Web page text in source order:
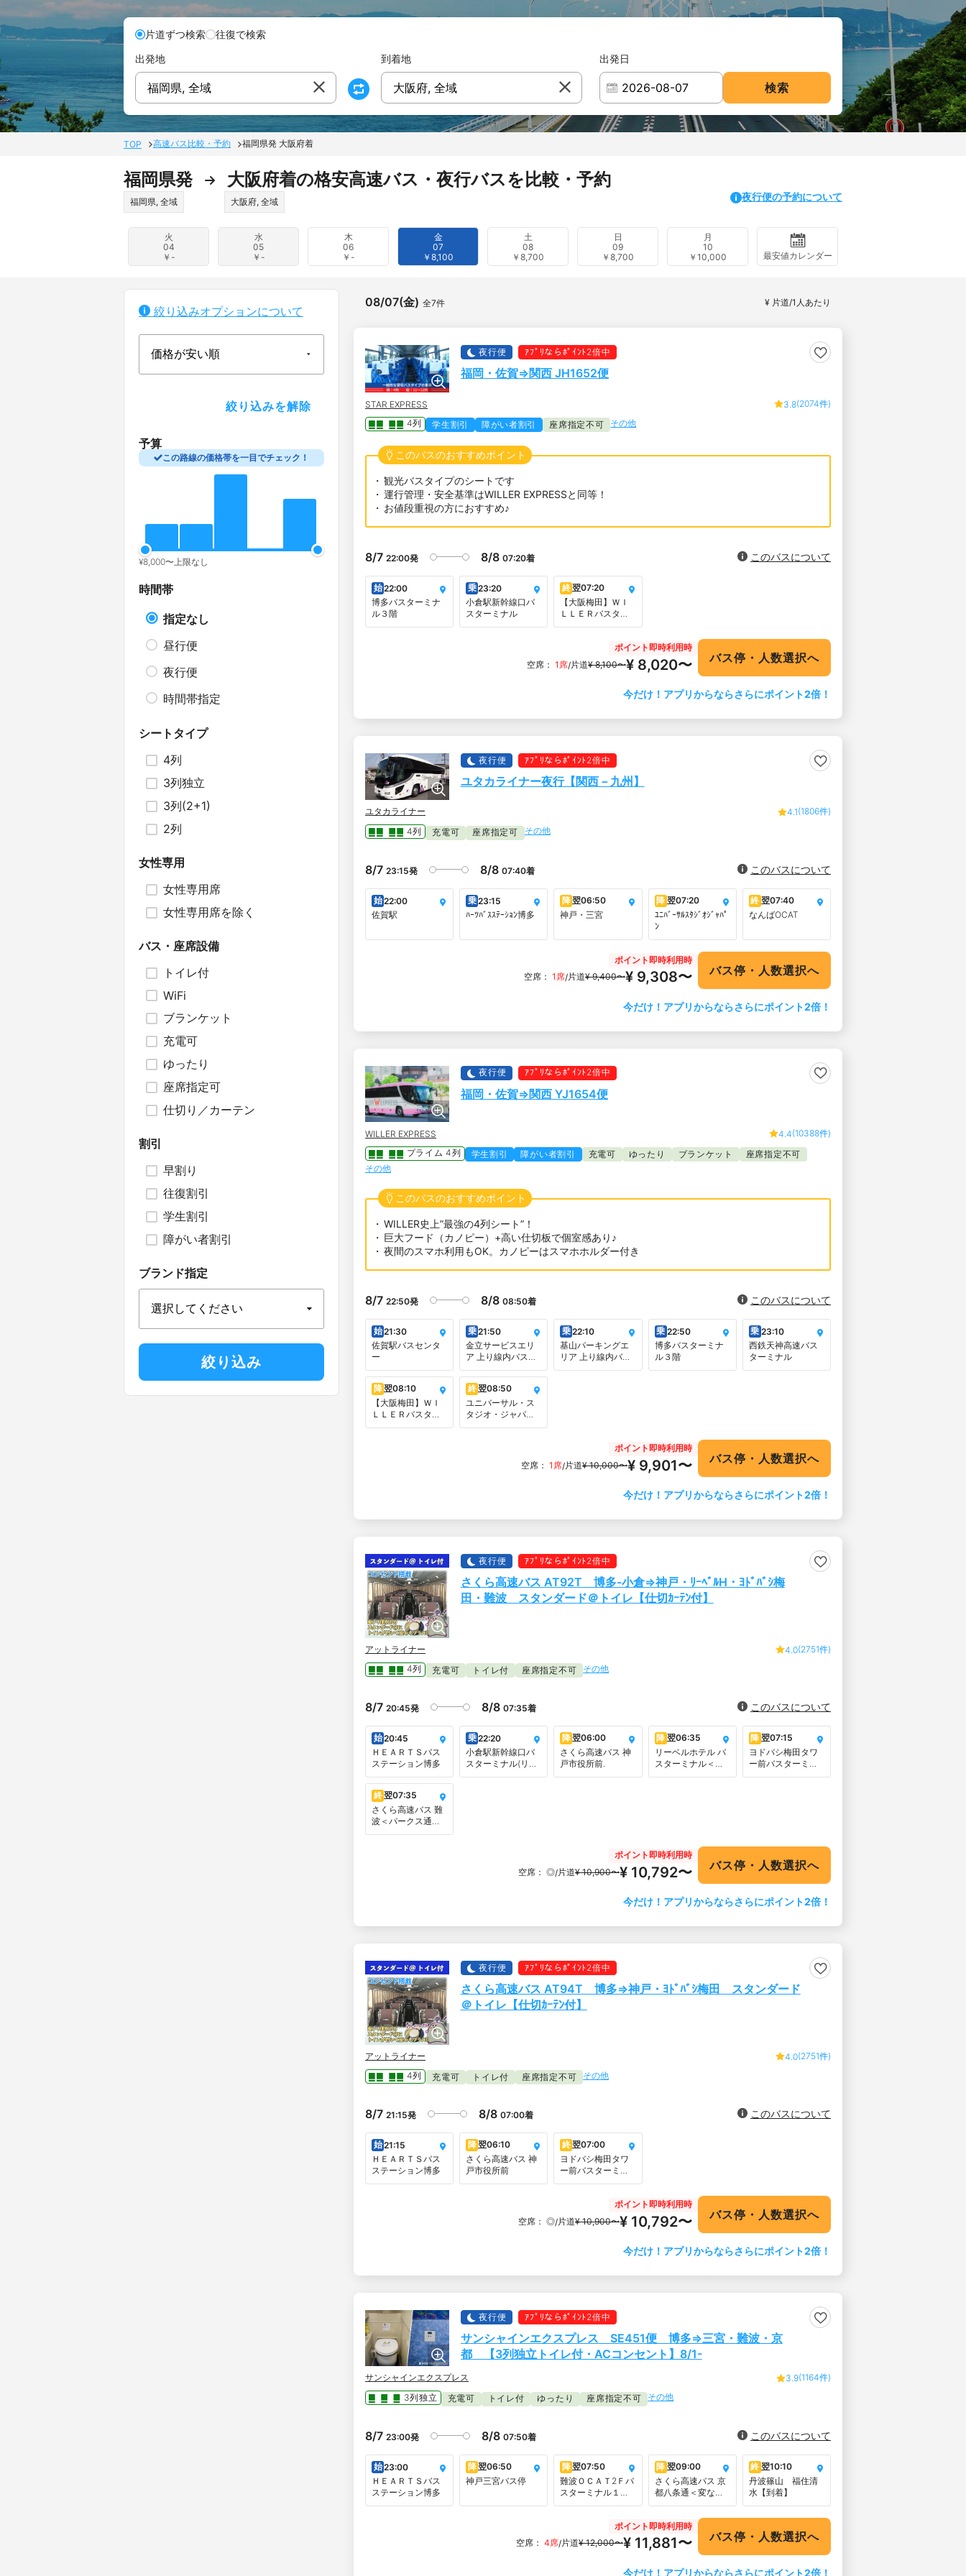
片道ずつ検索
往復で検索
出発地
福岡県, 全域
到着地
大阪府, 全域
出発日
検索
TOP 高速バス比較・予約 福岡県発 大阪府着
福岡県発 大阪府着の格安高速バス・夜行バスを比較・予約
福岡県, 全域 大阪府, 全域 夜行便の予約について
火
04
￥-
水
05
￥-
木
06
￥-
金
07
￥8,100
土
08
￥8,700
日
09
￥8,700
月
10
￥10,000
最安値カレンダー
08/07(金) 全7件 ¥ 片道/1人あたり
夜行便 ｱﾌﾟﾘならﾎﾟｲﾝﾄ2倍中
福岡・佐賀⇒関西 JH1652便
STAR EXPRESS 3.8(2074件)
4列
学生割引 障がい者割引 座席指定不可 その他
このバスのおすすめポイント
観光バスタイプのシートです
運行管理・安全基準はWILLER EXPRESSと同等！
お値段重視の方におすすめ♪
8/7 22:00発 8/8 07:20着 このバスについて
始22:00
博多バスターミナ
ル３階
乗23:20
小倉駅新幹線口バ
スターミナル
終翌07:20
【大阪梅田】ＷＩ
ＬＬＥＲバスター
ミナル大阪梅田
タワーイースト
1F）
ポイント即時利用時
空席： 1席/片道¥ 8,100〜¥ 8,020〜 バス停・人数選択へ
今だけ！アプリからならさらにポイント2倍！
夜行便 ｱﾌﾟﾘならﾎﾟｲﾝﾄ2倍中
ユタカライナー夜行【関西－九州】
ユタカライナー 4.1(1806件)
4列
充電可 座席指定可 その他
8/7 23:15発 8/8 07:40着 このバスについて
始22:00
佐賀駅
乗23:15
ﾊｰﾂﾊﾞｽｽﾃｰｼｮﾝ博多
降翌06:50
神戸・三宮
降 翌07:20
ﾕﾆﾊﾞｰｻﾙｽﾀｼﾞｵｼﾞｬﾊﾟ
ﾝ
終 翌07:40
なんばOCAT
ポイント即時利用時
空席： 1席/片道¥ 9,400〜¥ 9,308〜 バス停・人数選択へ
今だけ！アプリからならさらにポイント2倍！
夜行便 ｱﾌﾟﾘならﾎﾟｲﾝﾄ2倍中
福岡・佐賀⇒関西 YJ1654便
WILLER EXPRESS 4.4(10388件)
プライム 4列
学生割引 障がい者割引 充電可 ゆったり ブランケット
座席指定不可
その他
このバスのおすすめポイント
WILLER史上”最強の4列シート”！
巨大フード（カノピー）+高い仕切板で個室感あり♪
夜間のスマホ利用もOK。カノピーはスマホホルダー付き
8/7 22:50発 8/8 08:50着 このバスについて
始21:30
佐賀駅バスセンタ
ー
乗21:50
金立サービスエリ
ア 上り線内バス停
（広島・関西方面
行）
乗22:10
基山パーキングエ
リア 上り線内バス
停（広島・関西方
乗 22:50
博多バスターミナ
ル３階
乗 23:10
西鉄天神高速バス
ターミナル
降翌08:10
【大阪梅田】ＷＩ
ＬＬＥＲバスター
ミナル大阪梅田
終翌08:50
ユニバーサル・ス
タジオ・ジャパン
交通広場
ポイント即時利用時
空席： 1席/片道¥ 10,000〜¥ 9,901〜 バス停・人数選択へ
今だけ！アプリからならさらにポイント2倍！
夜行便 ｱﾌﾟﾘならﾎﾟｲﾝﾄ2倍中
さくら高速バス AT92T 博多-小倉⇒神戸・ﾘｰﾍﾞﾙH・ﾖﾄﾞﾊﾞｼ梅
田・難波 スタンダード＠トイレ【仕切ｶｰﾃﾝ付】
アットライナー 4.0(2751件)
4列
充電可 トイレ付 座席指定不可 その他
8/7 20:45発 8/8 07:35着 このバスについて
始20:45
ＨＥＡＲＴＳバス
ステーション博多
乗22:20
小倉駅新幹線口バ
スターミナル(リー
ガロイヤルホテル
降翌06:00
さくら高速バス 神
戸市役所前.
降 翌06:35
リーベルホテル バ
スターミナル＜リ
ーベルホテル大阪
降 翌07:15
ヨドバシ梅田タワ
ー前バスターミナ
ル＜LINKS
終翌07:35
さくら高速バス 難
波＜パークス通り
沿い＞
ポイント即時利用時
空席： ◎/片道¥ 10,900〜¥ 10,792〜 バス停・人数選択へ
今だけ！アプリからならさらにポイント2倍！
夜行便 ｱﾌﾟﾘならﾎﾟｲﾝﾄ2倍中
さくら高速バス AT94T 博多⇒神戸・ﾖﾄﾞﾊﾞｼ梅田 スタンダード
＠トイレ【仕切ｶｰﾃﾝ付】
アットライナー 4.0(2751件)
4列
充電可 トイレ付 座席指定不可 その他
8/7 21:15発 8/8 07:00着 このバスについて
始21:15
ＨＥＡＲＴＳバス
ステーション博多
降翌06:10
さくら高速バス 神
戸市役所前
終翌07:00
ヨドバシ梅田タワ
ー前バスターミナ
ル＜LINKS
ポイント即時利用時
空席： ◎/片道¥ 10,900〜¥ 10,792〜 バス停・人数選択へ
今だけ！アプリからならさらにポイント2倍！
夜行便 ｱﾌﾟﾘならﾎﾟｲﾝﾄ2倍中
サンシャインエクスプレス SE451便 博多⇒三宮・難波・京
都 【3列独立トイレ付・ACコンセント】8/1-
サンシャインエクスプレス 3.9(1164件)
3列独立
充電可 トイレ付 ゆったり 座席指定不可 その他
8/7 23:00発 8/8 07:50着 このバスについて
始23:00
ＨＥＡＲＴＳバス
ステーション博多
降翌06:50
神戸三宮バス停
降翌07:50
難波ＯＣＡＴ2Ｆバ
スターミナル１・
２・３・９・10番
降翌09:00
さくら高速バス 京
都八条通＜変なホ
テル京都向い駅寄
終翌10:10
丹波篠山 福住清
水【到着】
ポイント即時利用時
空席： 4席/片道¥ 12,000〜¥ 11,881〜 バス停・人数選択へ
今だけ！アプリからならさらにポイント2倍！
絞り込みオプションについて
予算
この路線の価格帯を一目でチェック！
¥8,000〜上限なし
時間帯
指定なし
昼行便
夜行便
時間帯指定
シートタイプ
4列
3列独立
3列(2+1)
2列
女性専用
女性専用席
女性専用席を除く
バス・座席設備
トイレ付
WiFi
ブランケット
充電可
ゆったり
座席指定可
仕切り／カーテン
割引
早割り
往復割引
学生割引
障がい者割引
ブランド指定